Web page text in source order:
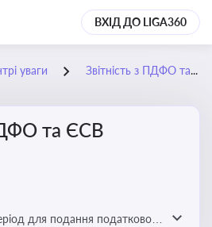
ВХІД ДО LIGA360
уваги Звітність з ПДФО та ЄСВ
та ЄСВ
для подання податкового